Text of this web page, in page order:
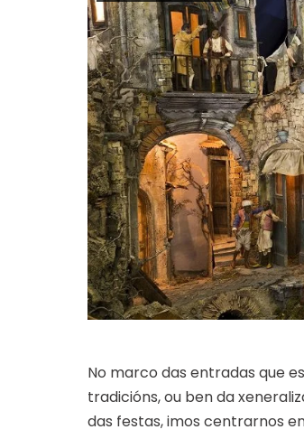
No marco das entradas que
tradicións, ou ben da
das festas, imos centrarnos